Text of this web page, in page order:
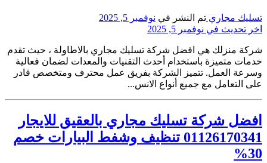
تسليك مجاري تم النشر في نوفمبر 5, 2025
اخر تحديث في نوفمبر 5, 2025
شركة منزلك هي افضل شركة تسليك مجاري بالاطاولة ، حيث تقدم
خدمات متميزة باستخدام أحدث التقنيات والمعدات لضمان فعالية
وسرعة العمل. تتميز الشركة بفريق عمل محترف ومتخصص قادر
على التعامل مع جميع أنواع الانس...
افضل شركة تسليك مجاري بالعقيق للايجار
01126170341 تنظيف وشفط البيارات خصم
30%